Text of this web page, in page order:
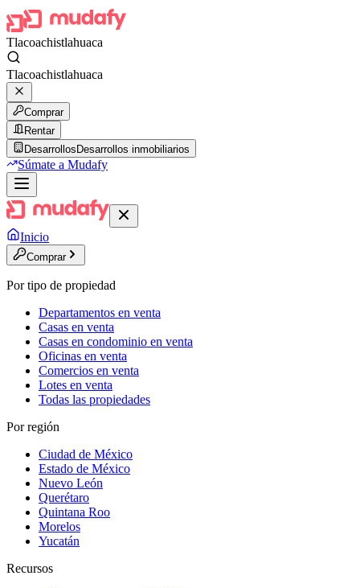
Tlacoachistlahuaca
Tlacoachistlahuaca
Comprar
Rentar
Desarrollos Desarrollos inmobiliarios
Súmate a Mudafy
Inicio
Comprar
Por tipo de propiedad
Departamentos en venta
Casas en venta
Casas en condominio en venta
Oficinas en venta
Comercios en venta
Lotes en venta
Todas las propiedades
Por región
Ciudad de México
Estado de México
Nuevo León
Querétaro
Quintana Roo
Morelos
Yucatán
Recursos